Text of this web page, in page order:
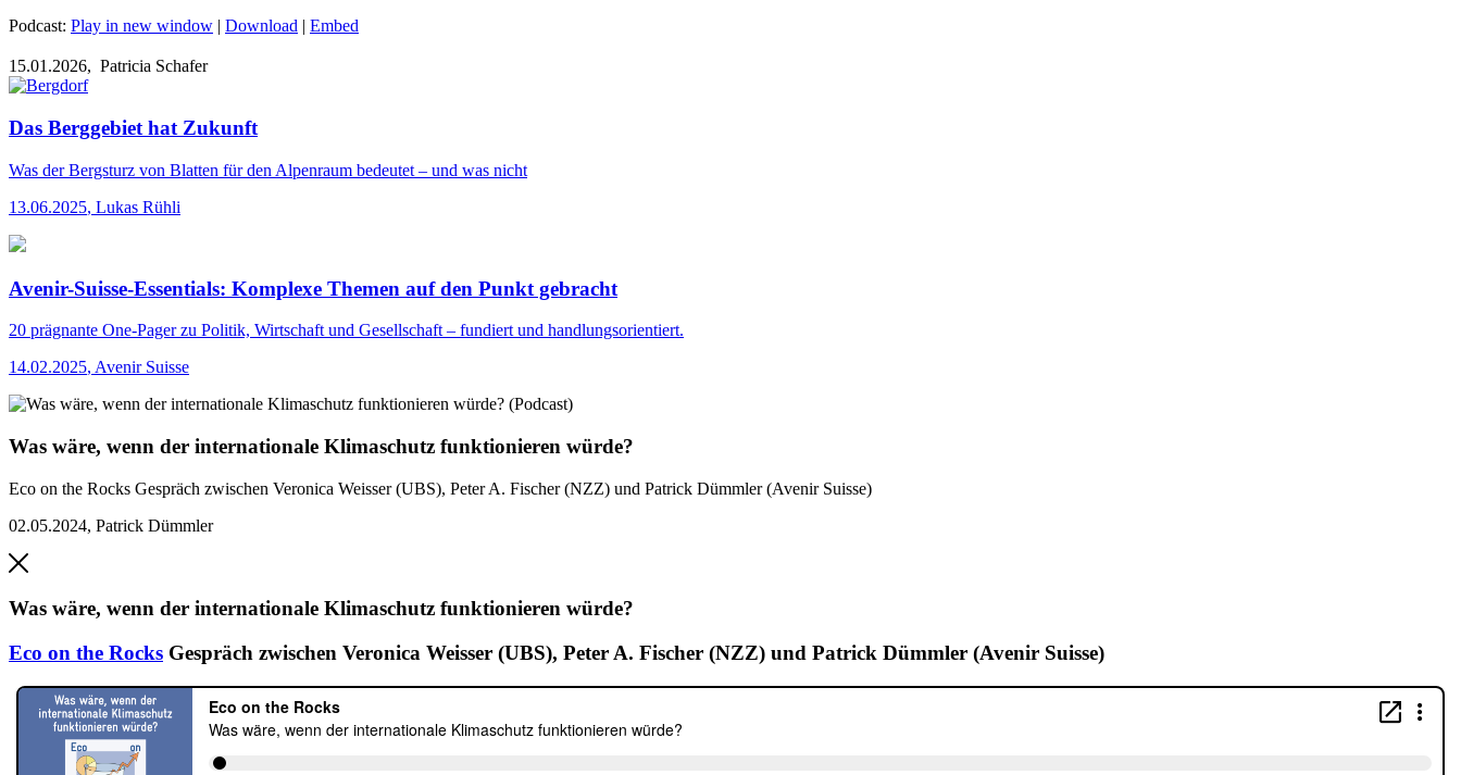
Podcast: Play in new window | Download | Embed
15.01.2026, Patricia Schafer
Das Berggebiet hat Zukunft
Was der Bergsturz von Blatten für den Alpenraum bedeutet – und was nicht
13.06.2025, Lukas Rühli
Avenir-Suisse-Essentials: Komplexe Themen auf den Punkt gebracht
20 prägnante One-Pager zu Politik, Wirtschaft und Gesellschaft – fundiert und handlungsorientiert.
14.02.2025, Avenir Suisse
Was wäre, wenn der internationale Klimaschutz funktionieren würde?
Eco on the Rocks Gespräch zwischen Veronica Weisser (UBS), Peter A. Fischer (NZZ) und Patrick Dümmler (Avenir Suisse)
02.05.2024, Patrick Dümmler
Was wäre, wenn der internationale Klimaschutz funktionieren würde?
Eco on the Rocks Gespräch zwischen Veronica Weisser (UBS), Peter A. Fischer (NZZ) und Patrick Dümmler (Avenir Suisse)